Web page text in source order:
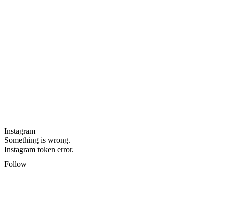
Instagram
Something is wrong.
Instagram token error.
Follow